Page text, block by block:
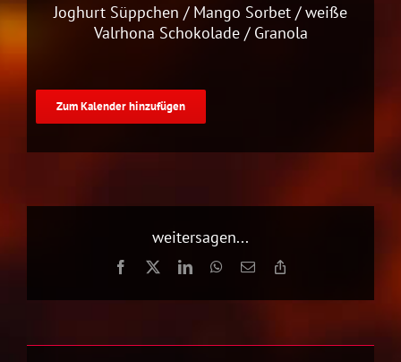
Joghurt Süppchen / Mango Sorbet / weiße
Valrhona Schokolade / Granola
Zum Kalender hinzufügen
weitersagen...
Facebook LinkedInWhatsApp
E-